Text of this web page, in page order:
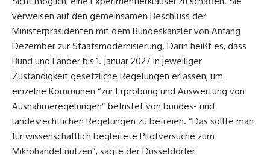
verweisen auf den gemeinsamen Beschluss der
Ministerpräsidenten mit dem Bundeskanzler von Anfang
Dezember zur Staatsmodernisierung. Darin heißt es, dass
Bund und Länder bis 1. Januar 2027 in jeweiliger
Zuständigkeit gesetzliche Regelungen erlassen, um
einzelne Kommunen “zur Erprobung und Auswertung von
Ausnahmeregelungen” befristet von bundes- und
landesrechtlichen Regelungen zu befreien. “Das sollte man
für wissenschaftlich begleitete Pilotversuche zum
Mikrohandel nutzen”, sagte der Düsseldorfer